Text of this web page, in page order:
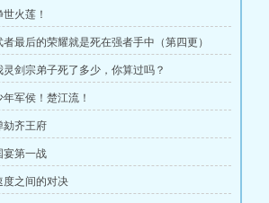
火莲！
者最后的荣耀就是死在强者手中（第四更）
灵剑宗弟子死了多少，你算过吗？
年军侯！楚江流！
劾齐王府
宴第一战
度之间的对决